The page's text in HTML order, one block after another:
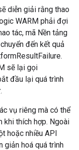
diễn giải rằng thao
WARM phải đợi
tác, mã Nền tảng
đến kết quả
sẽ lại gọi
đầu lại quá trình
vụ riêng mà có thể
khi thích hợp. Ngoài
hoặc nhiều API
giản hoá quá trình